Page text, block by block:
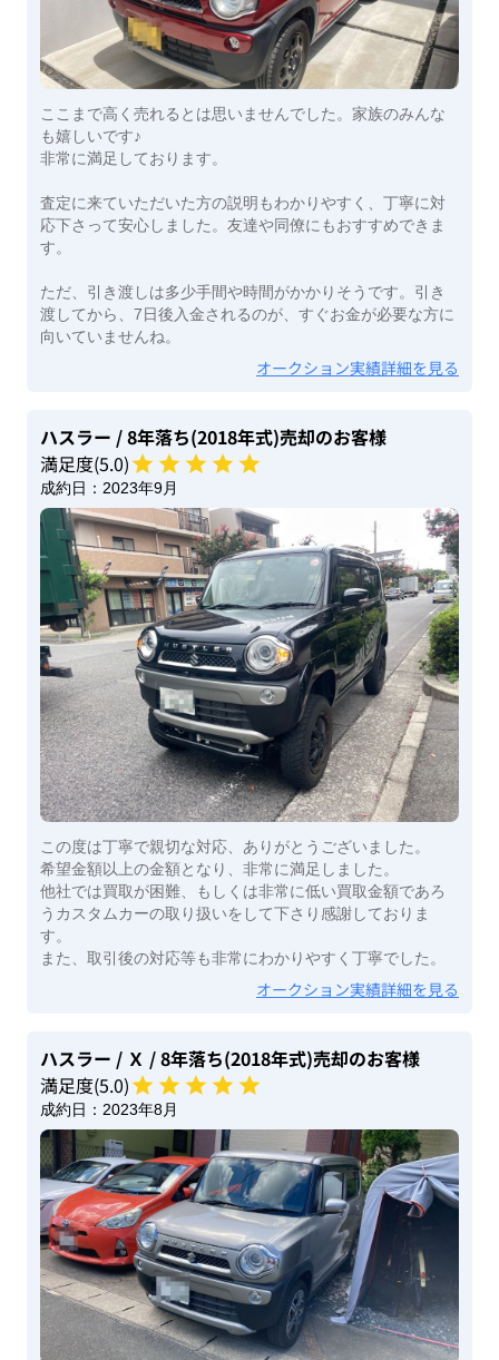
ここまで高く売れるとは思いませんでした。家族のみんな
も嬉しいです♪
非常に満足しております。
査定に来ていただいた方の説明もわかりやすく、丁寧に対
応下さって安心しました。友達や同僚にもおすすめできま
す。
ただ、引き渡しは多少手間や時間がかかりそうです。引き
渡してから、7日後入金されるのが、すぐお金が必要な方に
向いていませんね。
オークション実績詳細を見る
ハスラー / 8年落ち(2018年式)売却のお客様
満足度(5.0)
成約日： 2023年9月
この度は丁寧で親切な対応、ありがとうございました。
希望金額以上の金額となり、非常に満足しました。
他社では買取が困難、もしくは非常に低い買取金額であろ
うカスタムカーの取り扱いをして下さり感謝しておりま
す。
また、取引後の対応等も非常にわかりやすく丁寧でした。
オークション実績詳細を見る
ハスラー / Ｘ / 8年落ち(2018年式)売却のお客様
満足度(5.0)
成約日： 2023年8月